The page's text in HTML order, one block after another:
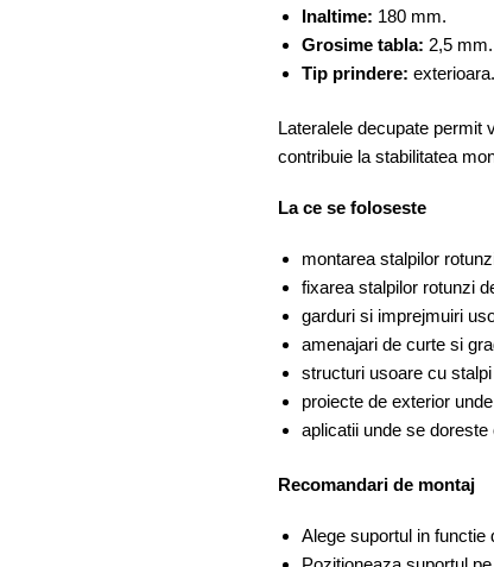
Inaltime: 180 mm.
Grosime tabla: 2,5 mm.
Tip prindere: exterioara.
Lateralele decupate permit
contribuie la stabilitatea
La ce se foloseste
montarea stalpilor
fixarea stalpilor rotunzi
garduri si imprejmuiri
amenajari de curte si
structuri usoare cu
proiecte de exterior
aplicatii unde se
Recomandari de montaj
Alege suportul in